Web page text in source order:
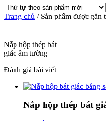
Trang chủ / Sản phẩm được gắn
Nắp hộp thép bát
giác âm tường
Đánh giá bài viết
Nắp hộp thép bát